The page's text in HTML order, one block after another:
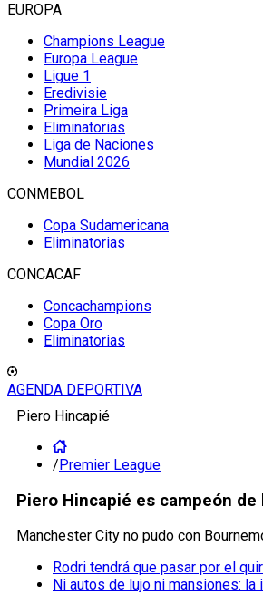
EUROPA
Champions League
Europa League
Ligue 1
Eredivisie
Primeira Liga
Eliminatorias
Liga de Naciones
Mundial 2026
CONMEBOL
Copa Sudamericana
Eliminatorias
CONCACAF
Concachampions
Copa Oro
Eliminatorias
AGENDA DEPORTIVA
Piero Hincapié
/Premier League
Piero Hincapié es campeón
Manchester City no pudo con
Rodri tendrá que pasar por el
Ni autos de lujo ni mansiones: